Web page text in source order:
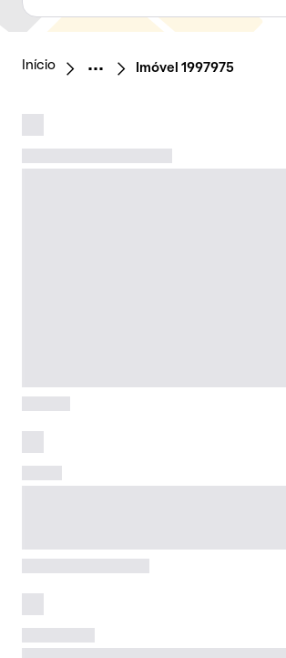
Início Imóvel 1997975